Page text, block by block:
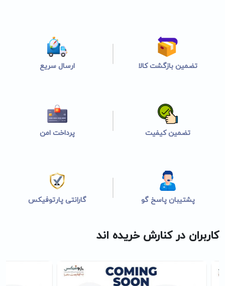
تضمین بازگشت کالا ارسال سریع
تضمین کیفیت پرداخت امن
پشتیبان پاسخ گو گارانتی پارتوفیکس
کاربران در کنارش خریده اند